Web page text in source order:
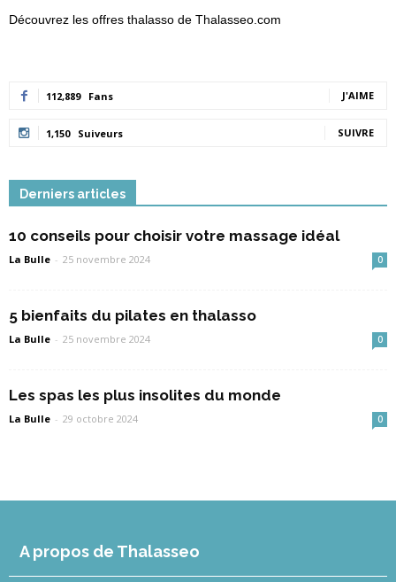
Découvrez les offres thalasso de Thalasseo.com
112,889 Fans J'AIME
1,150 Suiveurs SUIVRE
Derniers articles
10 conseils pour choisir votre massage idéal
La Bulle - 25 novembre 2024 0
5 bienfaits du pilates en thalasso
La Bulle - 25 novembre 2024 0
Les spas les plus insolites du monde
La Bulle - 29 octobre 2024 0
A propos de Thalasseo